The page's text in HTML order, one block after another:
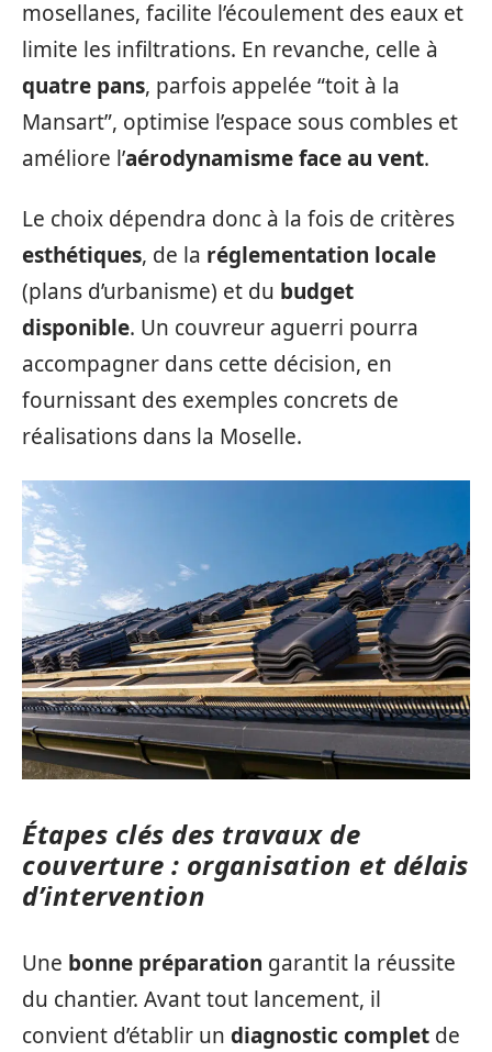
mosellanes, facilite l’écoulement des eaux et
limite les infiltrations. En revanche, celle à
quatre pans, parfois appelée “toit à la
Mansart”, optimise l’espace sous combles et
améliore l’aérodynamisme face au vent.
Le choix dépendra donc à la fois de critères
esthétiques, de la réglementation locale
(plans d’urbanisme) et du budget
disponible. Un couvreur aguerri pourra
accompagner dans cette décision, en
fournissant des exemples concrets de
réalisations dans la Moselle.
Étapes clés des travaux de
couverture : organisation et délais
d’intervention
Une bonne préparation garantit la réussite
du chantier. Avant tout lancement, il
convient d’établir un diagnostic complet de